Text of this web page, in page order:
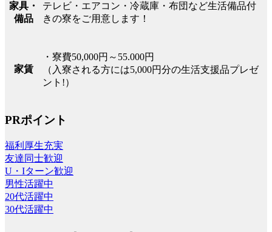
家具・
備品
テレビ・エアコン・冷蔵庫・布団など生活備品付
きの寮をご用意します！
家賃
・寮費50,000円～55.000円
（入寮される方には5,000円分の生活支援品プレゼ
ント!）
PRポイント
福利厚生充実
友達同士歓迎
U・Iターン歓迎
男性活躍中
20代活躍中
30代活躍中